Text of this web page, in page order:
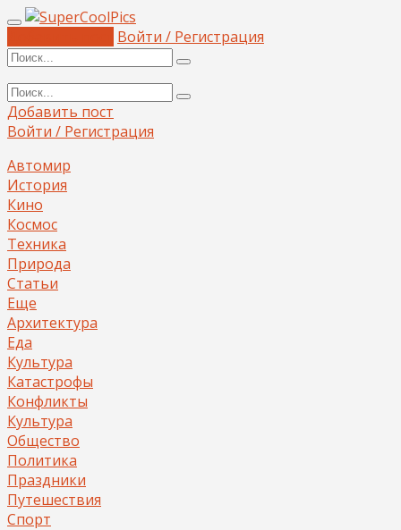
Войти / Регистрация
Добавить пост
Войти / Регистрация
Автомир
История
Кино
Космос
Техника
Природа
Статьи
Еще
Архитектура
Еда
Культура
Катастрофы
Конфликты
Культура
Общество
Политика
Праздники
Путешествия
Спорт